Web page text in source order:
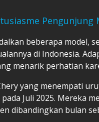
Pengunjung
beberapa model,
di Indonesia.
menarik perhatian
yang menempati
Juli 2025. Mereka
dibandingkan bulan